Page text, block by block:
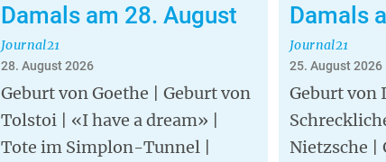
Damals am 28. August
Journal21
28. August 2026
Geburt von Goethe | Geburt von
Tolstoi | «I have a dream» |
Tote im Simplon-Tunnel |
Damals
Journal21
25. August 2026
Geburt von
Nietzsche |